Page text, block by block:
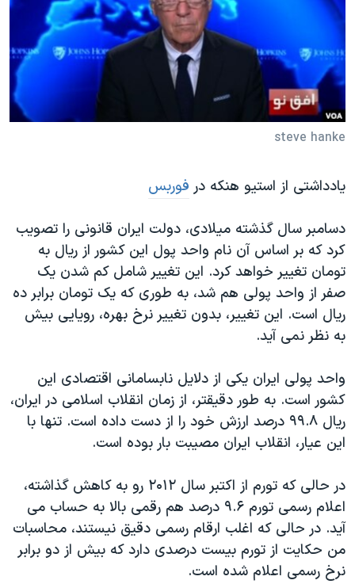
حقوق شهروندی
اقتصادی
علم و فناوری
اسرائیل در جنگ
آرشیو پخش زنده
انتخابات ریاست جمهوری آمریکا ۲۰۲۴
حمله جمهوری اسلامی به اسرائیل
رمز مهسا
ورزش زنان در ایران
مجموعه مستندهای دادخواهی
دادگاه حمید نوری
چهل سال گروگان‌گیری
قانون شفافیت دارائی کادر رهبری ایران
اعتراضات مردمی آبان ۹۸
نرگس محمدی برنده جایزه نوبل صلح
همایش محافظه‌کاران آمریکا «سی‌پک»
صفحه‌های ویژه
دنبال کنید
زبانهای مختلف
steve hanke
یادداشتی از استیو هنکه در فوربس
دسامبر سال گذشته میلادی، دولت ایران قانونی را تصویب
کرد که بر اساس آن نام واحد پول این کشور از ریال به
تومان تغییر خواهد کرد. این تغییر شامل کم شدن یک
صفر از واحد پولی هم شد، به طوری که یک تومان برابر ده
ریال است. این تغییر، بدون تغییر نرخ بهره، رویایی بیش
به نظر نمی آید.
واحد پولی ایران یکی از دلایل نابسامانی اقتصادی این
کشور است. به طور دقیقتر، از زمان انقلاب اسلامی در ایران،
ریال ۹۹.۸ درصد ارزش خود را از دست داده است. تنها با
این عیار، انقلاب ایران مصیبت بار بوده است.
در حالی که تورم از اکتبر سال ۲۰۱۲ رو به کاهش گذاشته،
اعلام رسمی تورم ۹.۶ درصد هم رقمی بالا به حساب می
آید. در حالی که اغلب ارقام رسمی دقیق نیستند، محاسبات
من حکایت از تورم بیست درصدی دارد که بیش از دو برابر
نرخ رسمی اعلام شده است.